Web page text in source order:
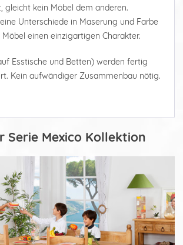
gleicht kein Möbel dem anderen.
Unterschiede in Maserung und Farbe
einen einzigartigen Charakter.
Esstische und Betten) werden fertig
Kein aufwändiger Zusammenbau nötig.
Serie Mexico Kollektion